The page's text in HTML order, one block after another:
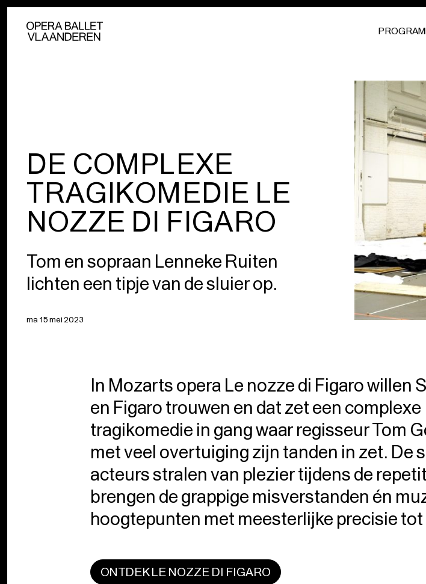
DE COMPLEXE
TRAGIKOMEDIE LE
NOZZE DI FIGARO
Tom en sopraan Lenneke Ruiten
lichten een tipje van de sluier op.
ma 15 mei 2023
In Mozarts opera Le nozze di Figaro willen
en Figaro trouwen en dat zet een complexe
tragikomedie in gang waar regisseur Tom
met veel overtuiging zijn tanden in zet. De
acteurs stralen van plezier tijdens de
brengen de grappige misverstanden én
hoogtepunten met meesterlijke precisie tot
ONTDEK LE NOZZE DI FIGARO